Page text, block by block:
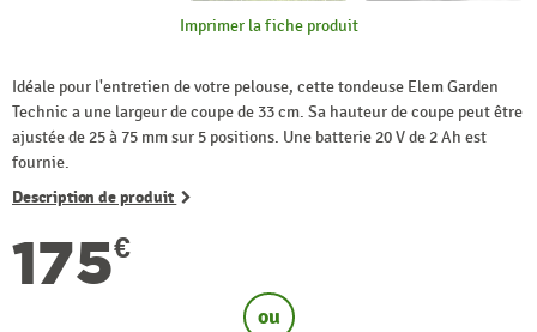
Imprimer la fiche produit
Idéale pour l'entretien de votre pelouse, cette tondeuse Elem Garden
Technic a une largeur de coupe de 33 cm. Sa hauteur de coupe peut être
ajustée de 25 à 75 mm sur 5 positions. Une batterie 20 V de 2 Ah est
fournie.
Description de produit
175€
ou